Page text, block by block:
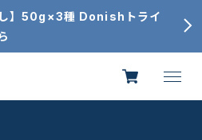
し】50g×3種 Donishトライ